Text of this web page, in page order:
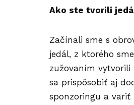
Ako ste tvorili
Začínali sme s
jedál, z ktorého
zužovaním vytvorili
sa prispôsobiť aj
sponzoringu a variť